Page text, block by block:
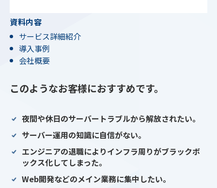
資料内容
サービス詳細紹介
導入事例
会社概要
このようなお客様におすすめです。
夜間や休日のサーバートラブルから解放されたい。
サーバー運用の知識に自信がない。
エンジニアの退職によりインフラ周りがブラックボ
ックス化してしまった。
Web開発などのメイン業務に集中したい。